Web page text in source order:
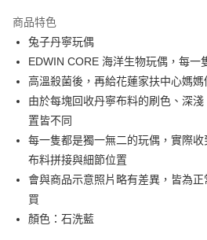
購買商品的店家。未經商家同意取消之訂單
後付繳納相關費用。
※ 交易是否成功請以「AFTEE先享後付 」之
是否繳費成功／繳費後需取消欲退款等相關
客戶支援中心」 https://
１．透過由恩沛科技股份有限公司提供之「
易，需依本服務之必要範圍內提供個人資料
權轉讓予恩沛科技股份有限公司。
２．關於個人資料處理事宜，請瀏覽以下網址
https://aftee.tw/terms/#terms3
３．未成年的使用者請事先徵得法定代理人
任。
免運費
付款後萊爾富取貨
免運費
7-11取貨付款
免運費
付款後7-11取貨
免運費
宅配
免運費
商品特色
兔子丹寧玩偶
EDWIN CORE 海洋生物玩偶，每一
高溫殺菌後，再給花蓮家扶中心媽媽
由於每塊回收丹寧布料的刷色、深
置皆不同
每一隻都是獨一無二的玩偶，實際收
布料拼接與細節位置
會與商品示意照片略有差異，皆為
買
顏色：石洗藍